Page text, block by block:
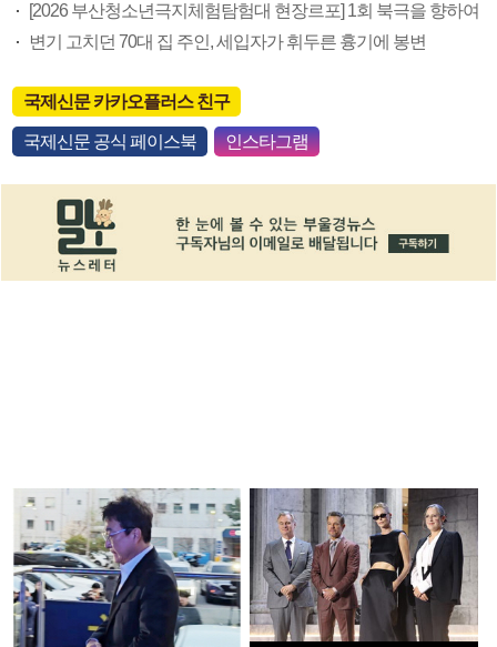
[2026 부산청소년극지체험탐험대 현장르포] 1회 북극을 향하여
변기 고치던 70대 집 주인, 세입자가 휘두른 흉기에 봉변
국제신문 카카오플러스 친구
국제신문 공식 페이스북 인스타그램